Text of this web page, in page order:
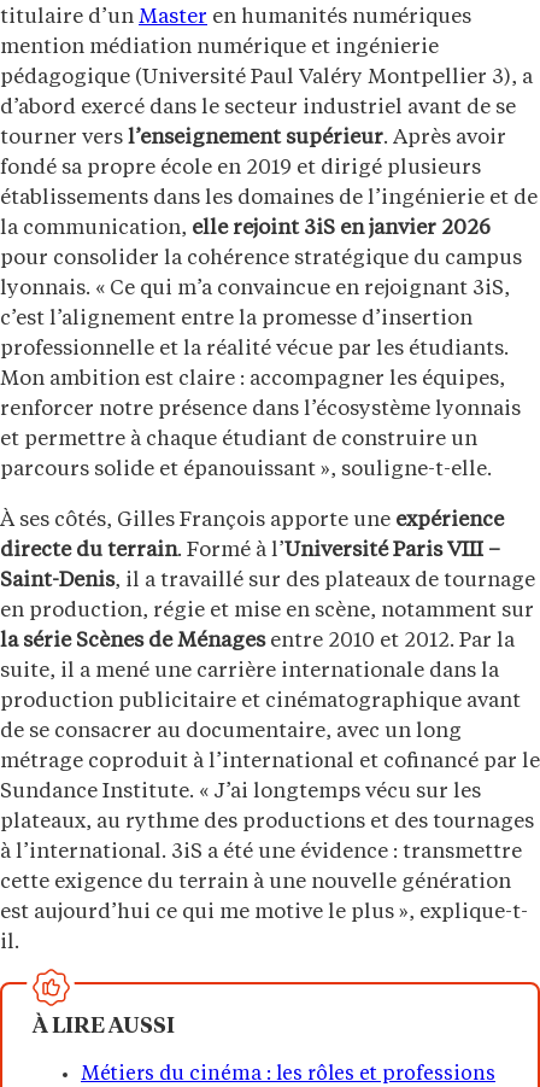
titulaire d’un Master en humanités numériques
mention médiation numérique et ingénierie
pédagogique (Université Paul Valéry Montpellier 3), a
d’abord exercé dans le secteur industriel avant de se
tourner vers l’enseignement supérieur. Après avoir
fondé sa propre école en 2019 et dirigé plusieurs
établissements dans les domaines de l’ingénierie et de
la communication, elle rejoint 3iS en janvier 2026
pour consolider la cohérence stratégique du campus
lyonnais. « Ce qui m’a convaincue en rejoignant 3iS,
c’est l’alignement entre la promesse d’insertion
professionnelle et la réalité vécue par les étudiants.
Mon ambition est claire : accompagner les équipes,
renforcer notre présence dans l’écosystème lyonnais
et permettre à chaque étudiant de construire un
parcours solide et épanouissant », souligne-t-elle.
À ses côtés, Gilles François apporte une expérience
directe du terrain. Formé à l’Université Paris VIII –
Saint-Denis, il a travaillé sur des plateaux de tournage
en production, régie et mise en scène, notamment sur
la série Scènes de Ménages entre 2010 et 2012. Par la
suite, il a mené une carrière internationale dans la
production publicitaire et cinématographique avant
de se consacrer au documentaire, avec un long
métrage coproduit à l’international et cofinancé par le
Sundance Institute. « J’ai longtemps vécu sur les
plateaux, au rythme des productions et des tournages
à l’international. 3iS a été une évidence : transmettre
cette exigence du terrain à une nouvelle génération
est aujourd’hui ce qui me motive le plus », explique-t-
il.
À LIRE AUSSI
Métiers du cinéma : les rôles et professions